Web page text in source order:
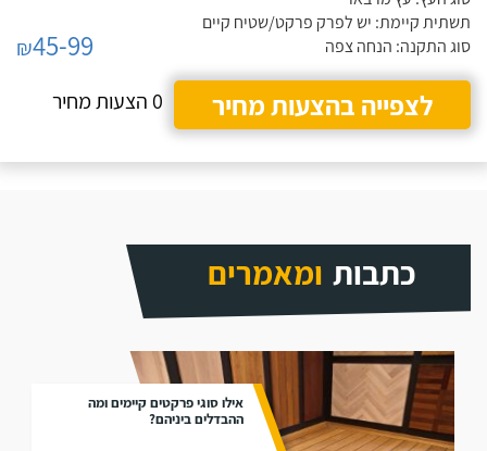
תשתית קיימת: יש לפרק פרקט/שטיח קיים
סוג התקנה: הנחה צפה
₪45-99
לצפייה בהצעות מחיר
0 הצעות מחיר
כתבות ומאמרים
אילו סוגי פרקטים קיימים ומה
ההבדלים ביניהם?